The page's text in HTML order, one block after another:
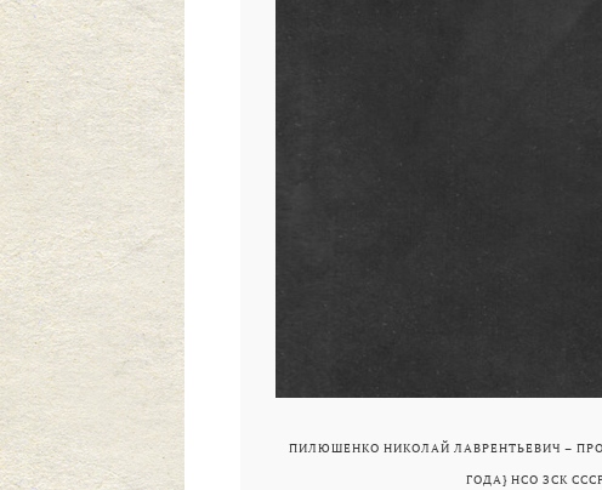
ПИЛЮШЕНКО НИКОЛАЙ ЛАВРЕНТЬЕВИЧ –
ГОДА} НСО ЗСК